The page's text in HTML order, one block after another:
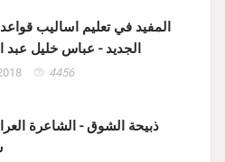
المفيد في تعليم اساليب قواعد
الجديد - عباس خليل عبد
4456
ذبيحة الشوق - الشاعرة